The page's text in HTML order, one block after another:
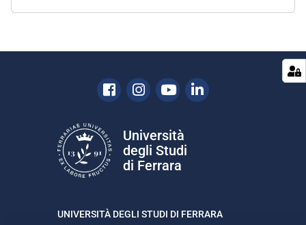
Facebook
Instagram
YoutubeLinkedin
Università
degli Studi
di Ferrara
UNIVERSITÀ DEGLI STUDI DI FERRARA